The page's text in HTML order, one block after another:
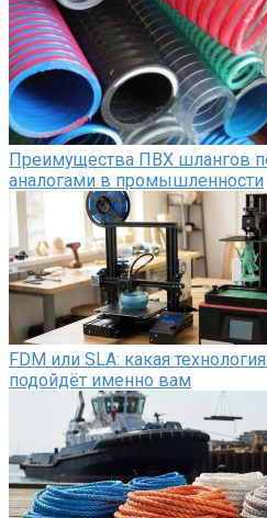
Преимущества ПВХ шлангов
аналогами в промышленности
FDM или SLA: какая
подойдёт именно вам